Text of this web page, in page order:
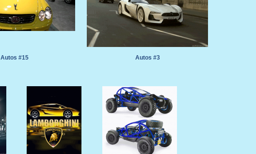
Autos #15 Autos #3